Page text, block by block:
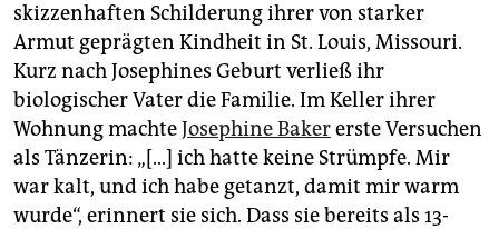
skizzenhaften Schilderung ihrer von starker
Armut geprägten Kindheit in St. Louis, Missouri.
Kurz nach Josephines Geburt verließ ihr
biologischer Vater die Familie. Im Keller ihrer
Wohnung machteJosephine Bakererste Versuchen
als Tänzerin: „[…] ich hatte keine Strümpfe. Mir
war kalt, und ich habe getanzt, damit mir warm
wurde“, erinnert sie sich. Dass sie bereits als 13-